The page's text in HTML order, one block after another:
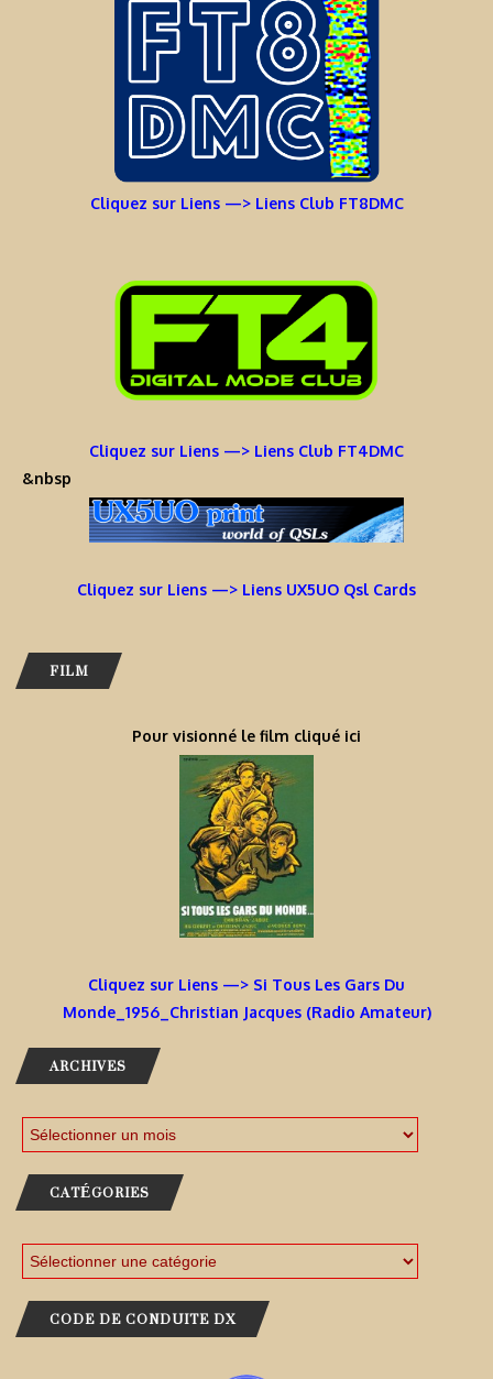
Cliquez sur Liens —> Liens Club FT8DMC
Cliquez sur Liens —> Liens Club FT4DMC
&nbsp
Cliquez sur Liens —> Liens UX5UO Qsl Cards
FILM
Pour visionné le film cliqué ici
Cliquez sur Liens —> Si Tous Les Gars Du
Monde_1956_Christian Jacques (Radio Amateur)
ARCHIVES
CATÉGORIES
CODE DE CONDUITE DX